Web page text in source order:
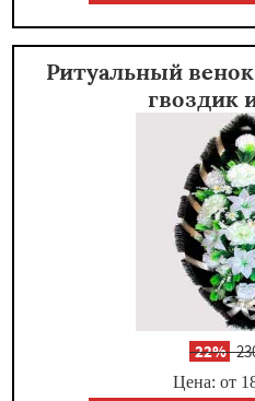
Ритуальный
гвоздик
-22%
Цена: от